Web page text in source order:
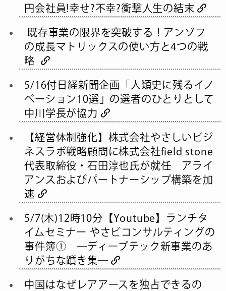
円会社員!幸せ?不幸?衝撃人生の結末
既存事業の限界を突破する！アンゾフ
の成長マトリックスの使い方と4つの戦
略
5/16付日経新聞企画「人類史に残るイノ
ベーション10選」の選者のひとりとして
中川学長が協力
【経営体制強化】株式会社やさしいビジ
ネスラボ戦略顧問に株式会社field stone
代表取締役・石田淳也氏が就任 アライ
アンスおよびパートナーシップ構築を加
速
5/7(木)12時10分【Youtube】ランチタ
イムセミナー やさビコンサルティングの
事件簿① ―ディープテック新事業のあ
りがちな躓き集―
中国はなぜレアアースを独占できるの